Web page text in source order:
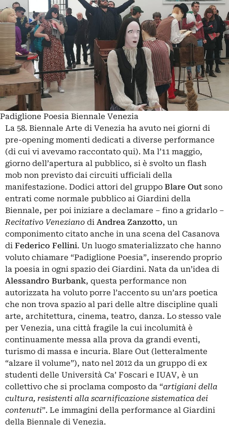
Padiglione Poesia Biennale Venezia
La 58. Biennale Arte di Venezia ha avuto nei giorni di
pre-opening momenti dedicati a diverse performance
(di cui vi avevamo raccontato qui). Ma l’11 maggio,
giorno dell’apertura al pubblico, si è svolto un flash
mob non previsto dai circuiti ufficiali della
manifestazione. Dodici attori del gruppo Blare Out sono
entrati come normale pubblico ai Giardini della
Biennale, per poi iniziare a declamare – fino a gridarlo –
Recitativo Veneziano di Andrea Zanzotto, un
componimento citato anche in una scena del Casanova
di Federico Fellini. Un luogo smaterializzato che hanno
voluto chiamare “Padiglione Poesia”, inserendo proprio
la poesia in ogni spazio dei Giardini. Nata da un’idea di
Alessandro Burbank, questa performance non
autorizzata ha voluto porre l’accento su un’ars poetica
che non trova spazio al pari delle altre discipline quali
arte, architettura, cinema, teatro, danza. Lo stesso vale
per Venezia, una città fragile la cui incolumità è
continuamente messa alla prova da grandi eventi,
turismo di massa e incuria. Blare Out (letteralmente
“alzare il volume”), nato nel 2012 da un gruppo di ex
studenti delle Università Ca’ Foscari e IUAV, è un
collettivo che si proclama composto da “artigiani della
cultura, resistenti alla scarnificazione sistematica dei
contenuti”. Le immagini della performance al Giardini
della Biennale di Venezia.